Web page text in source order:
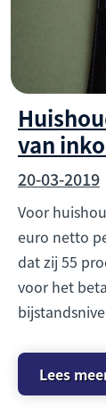
van
20-03-2019
Voor
euro netto
dat zij 55
voor het
Lees